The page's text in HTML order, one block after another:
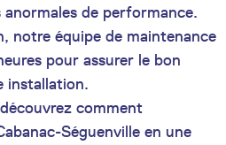
de performance.
notre équipe de maintenance
pour assurer le bon
installation.
comment
Séguenville en une